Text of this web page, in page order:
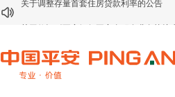
关于2021年劳动节期间代理贵金属业务风